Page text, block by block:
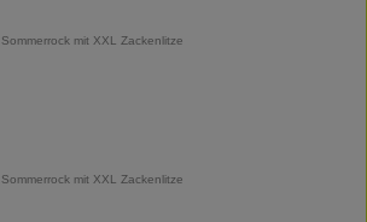
mit XXL Zackenlitze
mit XXL Zackenlitze